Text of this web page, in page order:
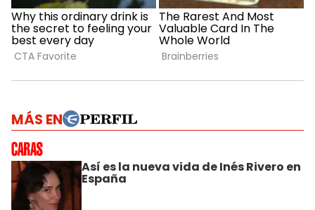
MÁS EN
Así es la nueva vida de Inés Rivero en
España